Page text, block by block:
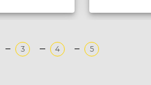
3 4 5